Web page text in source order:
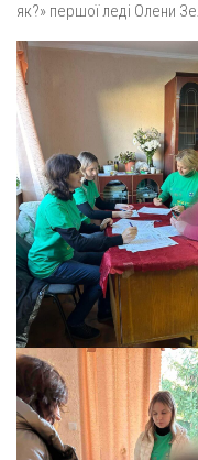
як?» першої леді Олени